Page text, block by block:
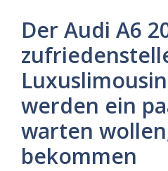
Der Audi A6
werden ein
warten
bekommen